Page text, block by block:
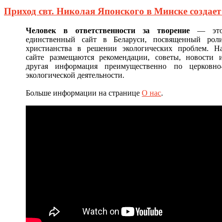
Приход свт. Николая Японского в Минске
Человек в ответственности за творение—
единственный сайт в Беларуси, посвященный
христианства в решении экологических проблем.
сайте размещаются рекомендации, советы, новости
другая информация преимущественно по
экологической деятельности.
Больше информации на страницеО нас.